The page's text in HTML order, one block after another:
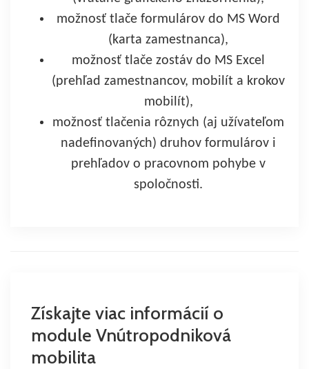
možnosť tlače formulárov do MS Word
(karta zamestnanca),
možnosť tlače zostáv do MS Excel
(prehľad zamestnancov, mobilít a krokov
mobilít),
možnosť tlačenia rôznych (aj užívateľom
nadefinovaných) druhov formulárov i
prehľadov o pracovnom pohybe v
spoločnosti.
Získajte viac informácií o
module Vnútropodniková
mobilita